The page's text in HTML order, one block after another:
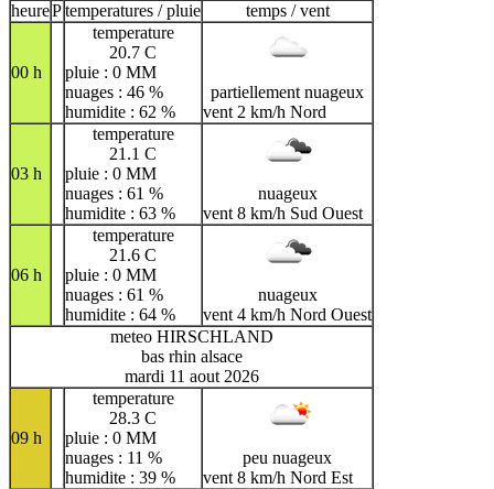
heurePtemperatures / pluie temps / vent
00 h
temperature
20.7 C
pluie : 0 MM
nuages : 46 %
humidite : 62 %
partiellement nuageux
vent 2 km/h Nord
03 h
temperature
21.1 C
pluie : 0 MM
nuages : 61 %
humidite : 63 %
nuageux
vent 8 km/h Sud Ouest
06 h
temperature
21.6 C
pluie : 0 MM
nuages : 61 %
humidite : 64 %
nuageux
vent 4 km/h Nord Ouest
meteo HIRSCHLAND
bas rhin alsace
mardi 11 aout 2026
09 h
temperature
28.3 C
pluie : 0 MM
nuages : 11 %
humidite : 39 %
peu nuageux
vent 8 km/h Nord Est